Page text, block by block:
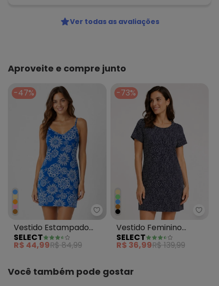
Ver todas as avaliações
Aproveite e compre junto
-47%
Select - Vestido Estampado
Vestido Estampado
Decote em V Azul
SELECT
R$ 44,99R$ 84,99
-73%
Vestido Feminino
Estampado Azul
SELECT
R$ 36,99R$ 139,99
Você também pode gostar